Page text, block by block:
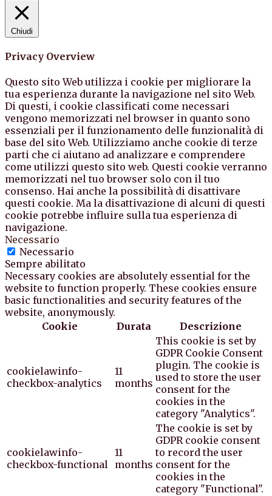
Chiudi
Privacy Overview
Questo sito Web utilizza i cookie per migliorare la
tua esperienza durante la navigazione nel sito Web.
Di questi, i cookie classificati come necessari
vengono memorizzati nel browser in quanto sono
essenziali per il funzionamento delle funzionalità di
base del sito Web. Utilizziamo anche cookie di terze
parti che ci aiutano ad analizzare e comprendere
come utilizzi questo sito web. Questi cookie verranno
memorizzati nel tuo browser solo con il tuo
consenso. Hai anche la possibilità di disattivare
questi cookie. Ma la disattivazione di alcuni di questi
cookie potrebbe influire sulla tua esperienza di
navigazione.
Necessario
Necessario
Sempre abilitato
Necessary cookies are absolutely essential for the
website to function properly. These cookies ensure
basic functionalities and security features of the
website, anonymously.
Cookie
Durata Descrizione
cookielawinfo-
checkbox-analytics
11
months
This cookie is set by
GDPR Cookie Consent
plugin. The cookie is
used to store the user
consent for the
cookies in the
category "Analytics".
cookielawinfo-
checkbox-functional
11
months
The cookie is set by
GDPR cookie consent
to record the user
consent for the
cookies in the
category "Functional".